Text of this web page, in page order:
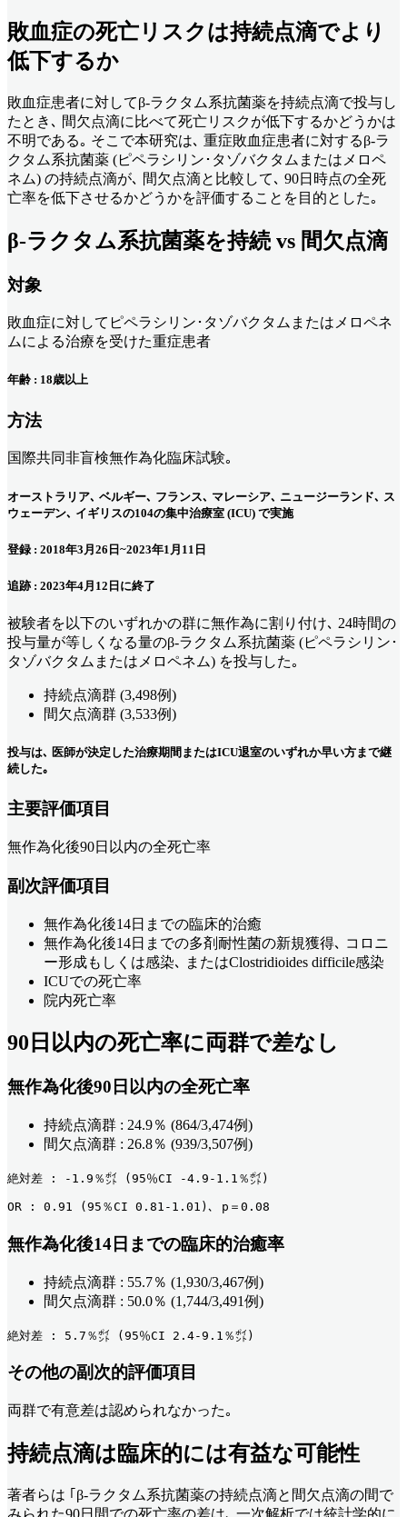
敗血症の死亡リスクは持続点滴でより
低下するか
敗血症患者に対してβ-ラクタム系抗菌薬を持続点滴で投与し
たとき､ 間欠点滴に比べて死亡リスクが低下するかどうかは
不明である｡ そこで本研究は､ 重症敗血症患者に対するβ-ラ
クタム系抗菌薬 (ピペラシリン･タゾバクタムまたはメロペ
ネム) の持続点滴が､ 間欠点滴と比較して､ 90日時点の全死
亡率を低下させるかどうかを評価することを目的とした｡
β-ラクタム系抗菌薬を持続 vs 間欠点滴
対象
敗血症に対してピペラシリン･タゾバクタムまたはメロペネ
ムによる治療を受けた重症患者
年齢 : 18歳以上
方法
国際共同非盲検無作為化臨床試験｡
オーストラリア､ ベルギー､ フランス､ マレーシア､ ニュージーランド､ ス
ウェーデン､ イギリスの104の集中治療室 (ICU) で実施
登録 : 2018年3月26日~2023年1月11日
追跡 : 2023年4月12日に終了
被験者を以下のいずれかの群に無作為に割り付け､ 24時間の
投与量が等しくなる量のβ-ラクタム系抗菌薬 (ピペラシリン･
タゾバクタムまたはメロペネム) を投与した｡
持続点滴群 (3,498例)
間欠点滴群 (3,533例)
投与は､ 医師が決定した治療期間またはICU退室のいずれか早い方まで継
続した｡
主要評価項目
無作為化後90日以内の全死亡率
副次評価項目
無作為化後14日までの臨床的治癒
無作為化後14日までの多剤耐性菌の新規獲得､ コロニ
ー形成もしくは感染､ またはClostridioides difficile感染
ICUでの死亡率
院内死亡率
90日以内の死亡率に両群で差なし
無作為化後90日以内の全死亡率
持続点滴群 : 24.9％ (864/3,474例)
間欠点滴群 : 26.8％ (939/3,507例)
絶対差 : -1.9％㌽ (95％CI -4.9-1.1％㌽)
OR : 0.91 (95％CI 0.81-1.01)､ p＝0.08
無作為化後14日までの臨床的治癒率
持続点滴群 : 55.7％ (1,930/3,467例)
間欠点滴群 : 50.0％ (1,744/3,491例)
絶対差 : 5.7％㌽ (95％CI 2.4-9.1％㌽)
その他の副次的評価項目
両群で有意差は認められなかった｡
持続点滴は臨床的には有益な可能性
著者らは ｢β-ラクタム系抗菌薬の持続点滴と間欠点滴の間で
みられた90日間での死亡率の差は､ 一次解析では統計学的に